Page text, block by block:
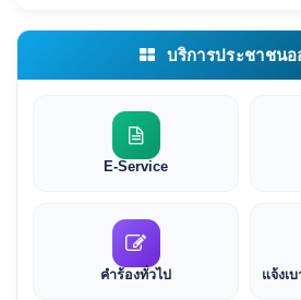
บริการประชาชน
E-Service
คำร้องทั่วไป แจ้งเ